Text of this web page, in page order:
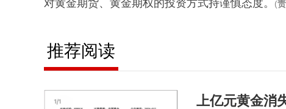
对黄金期货、黄金期权的投资方式持谨慎态度。
(
推荐阅读
上亿元黄金消